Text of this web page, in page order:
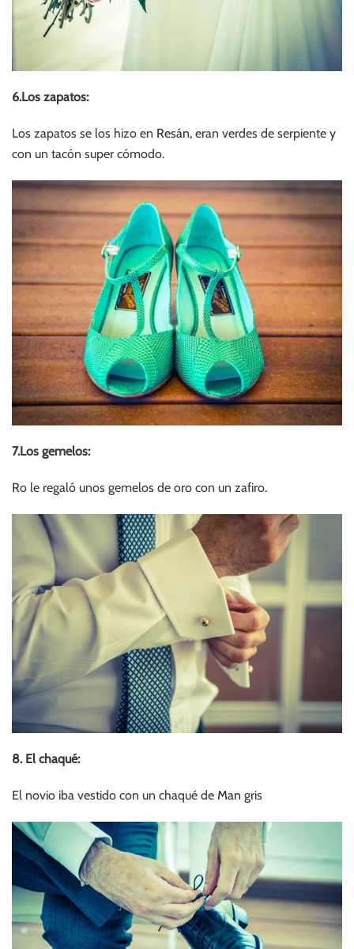
6.Los zapatos:
Los zapatos se los hizo en Resán, eran verdes de serpiente y
con un tacón super cómodo.
7.Los gemelos:
Ro le regaló unos gemelos de oro con un zafiro.
8. El chaqué:
El novio iba vestido con un chaqué de Man gris